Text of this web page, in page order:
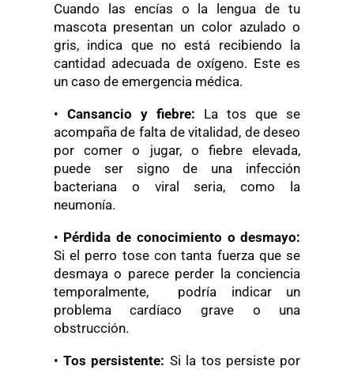
Cuando las encías o la lengua de tu
mascota presentan un color azulado o
gris, indica que no está recibiendo la
cantidad adecuada de oxígeno. Este es
un caso de emergencia médica.
• Cansancio y fiebre: La tos que se
acompaña de falta de vitalidad, de deseo
por comer o jugar, o fiebre elevada,
puede ser signo de una infección
bacteriana o viral seria, como la
neumonía.
• Pérdida de conocimiento o desmayo:
Si el perro tose con tanta fuerza que se
desmaya o parece perder la conciencia
temporalmente, podría indicar un
problema cardíaco grave o una
obstrucción.
•Tos persistente: Si la tos persiste por